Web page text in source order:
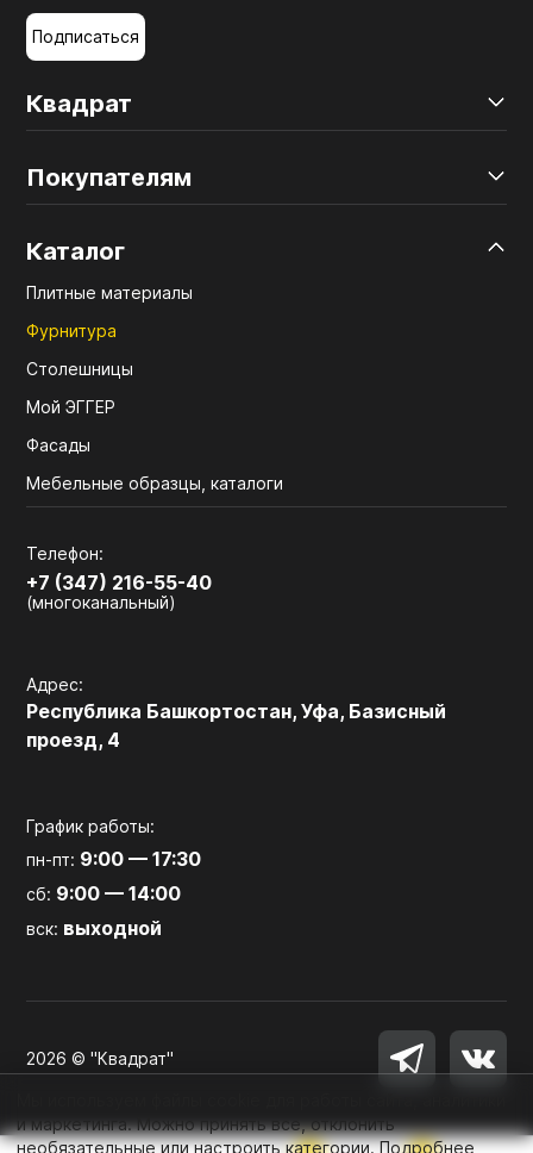
Квадрат
Покупателям
Каталог
Плитные материалы
Фурнитура
Столешницы
Мой ЭГГЕР
Фасады
Мебельные образцы, каталоги
Телефон:
+7 (347) 216-55-40
(многоканальный)
Адрес:
Республика Башкортостан, Уфа, Базисный
проезд, 4
График работы:
пн-пт: 9:00 — 17:30
сб: 9:00 — 14:00
вск: выходной
Подписаться
2026 © "Квадрат"
и маркетинга. Можно принять все, отклонить
необязательные или настроить категории.Подробнее